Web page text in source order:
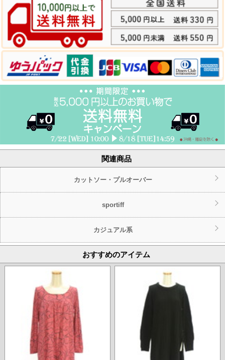
関連商品
カットソー・プルオーバー
sportiff
カジュアル系
おすすめのアイテム